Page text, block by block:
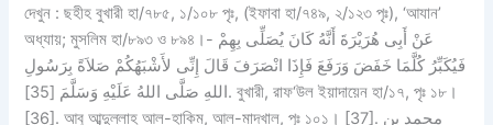
দেখুন : ছহীহ বুখারী হা/৭৮৫, ১/১০৮ পৃঃ, (ইফাবা হা/৭৪৯, ২/১২৩ পৃঃ), ‘আযান’
অধ্যায়; মুসলিম হা/৮৯৩ ও ৮৯৪।- عَنْ أَبِى هُرَيْرَةَ أَنَّهُ كَانَ يُصَلِّى بِهِمْ
فَيُكَبِّرُ كُلَّمَا خَفَضَ وَرَفَعَ فَإِذَا انْصَرَفَ قَالَ إِنِّى لأَشْبَهُكُمْ صَلاَةً بِرَسُولِ
اللهِ صَلَّى اللهُ عَلَيْهِ وَسَلَّمَ [35]. বুখারী, রাফ‘উল ইয়াদায়েন হা/১৭, পৃঃ ১৮।
[36]. আবু আব্দুল্লাহ আল-হাকিম, আল-মাদখাল, পৃঃ ১০১। [37]. محمد بن